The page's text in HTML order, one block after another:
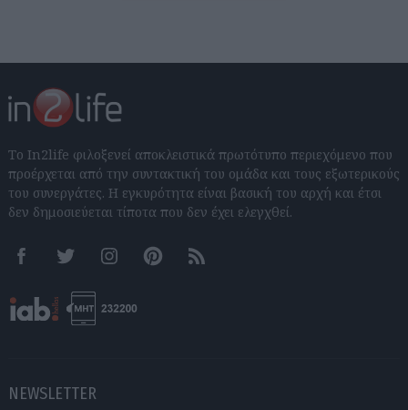
Το In2life φιλοξενεί αποκλειστικά πρωτότυπο περιεχόμενο που
προέρχεται από την συντακτική του ομάδα και τους εξωτερικούς
του συνεργάτες. Η εγκυρότητα είναι βασική του αρχή και έτσι
δεν δημοσιεύεται τίποτα που δεν έχει ελεγχθεί.
FacebookTwitter InstagramPinterestRSS feeds
NEWSLETTER